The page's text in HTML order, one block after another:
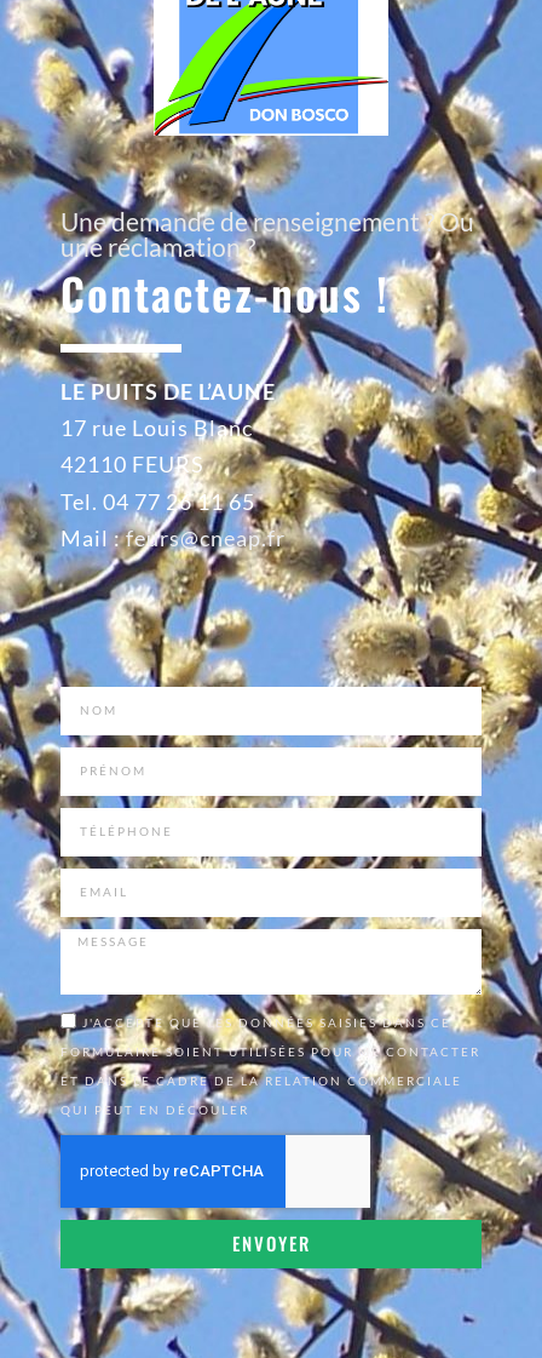
Une demande de renseignement ? Ou
une réclamation ?
Contactez-nous !
LE PUITS DE L’AUNE
17 rue Louis Blanc
42110 FEURS
Tel. 04 77 26 11 65
Mail :feurs@cneap.fr
J'ACCEPTE QUE LES DONNÉES SAISIES DANS CE
FORMULAIRE SOIENT UTILISÉES POUR ME CONTACTER
ET DANS LE CADRE DE LA RELATION COMMERCIALE
QUI PEUT EN DÉCOULER
ENVOYER